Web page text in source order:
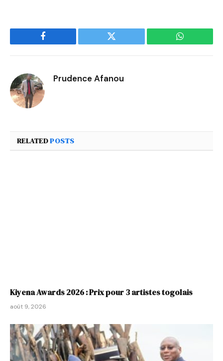
Facebook Twitter WhatsApp
Prudence Afanou
RELATEDPOSTS
Kiyena Awards 2026 : Prix pour 3 artistes togolais
août 9, 2026